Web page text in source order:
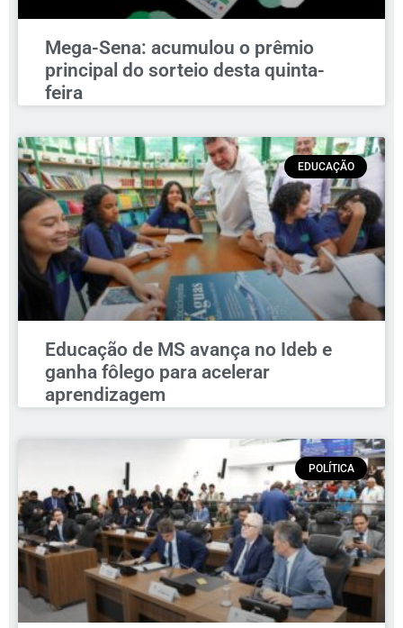
Mega-Sena: acumulou o prêmio
principal do sorteio desta quinta-
feira
EDUCAÇÃO
Educação de MS avança no Ideb e
ganha fôlego para acelerar
aprendizagem
POLÍTICA